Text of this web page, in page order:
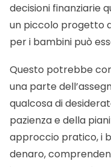
decisioni finanziarie
un piccolo progetto
per i bambini può
Questo potrebbe
una parte
qualcosa di
pazienza e della
approccio pratico, i
denaro,